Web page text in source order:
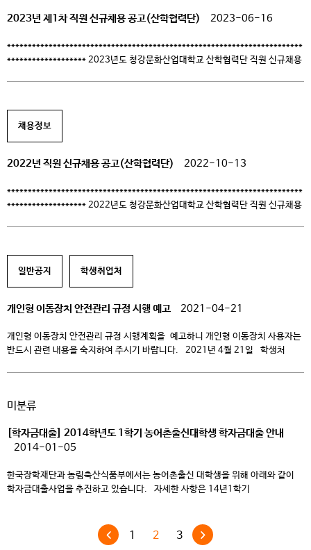
채용공고문: [다운로드]
2023년 제1차 직원 신규채용 공고(산학협력단) 2023-06-16
***********************************************************************
******************* 2023년도 청강문화산업대학교 산학협력단 직원 신규채용
산학협력 업무 3. 원서접수시간: 2023.06.15(목) ~ 2023.06.21.(수) 4.
기타사항: 상세내용 및 제출 서류 등은 공고문 참조 5. 지원방법:
kdkim@ck.ac.kr 6. 채용공고문 [다운로드]
채용정보
2022년 직원 신규채용 공고(산학협력단) 2022-10-13
***********************************************************************
******************* 2022년도 청강문화산업대학교 산학협력단 직원 신규채용
산학협력 및 기업지원 3. 원서접수시간: 2022.10.13(목) ~ 채용시까지 4.
기타사항: 상세내용 및 제출 서류 등은 공고문 참조 5. 지원방법:
kdkim@ck.ac.kr 6. 채용공고문(PDF, 한글)
일반공지 학생취업처
개인형 이동장치 안전관리 규정 시행 예고 2021-04-21
개인형 이동장치 안전관리 규정 시행계획을 예고하니 개인형 이동장치 사용자는
반드시 관련 내용을 숙지하여 주시기 바랍니다. 2021년 4월 21일 학생처
미분류
[학자금대출] 2014학년도 1학기 농어촌출신대학생 학자금대출 안내
2014-01-05
한국장학재단과 농림축산식품부에서는 농어촌출신 대학생을 위해 아래와 같이
학자금대출사업을 추진하고 있습니다. 자세한 사항은 14년1학기
이용하시기 바랍니다. 1. 지원자격요건 □ 지원 대상 ○ 주민등록 등본 상
농어촌지역에 주소를 두고 6개월(180일)이상 거주하고 있는 학부모(보호자)의
1 2 3